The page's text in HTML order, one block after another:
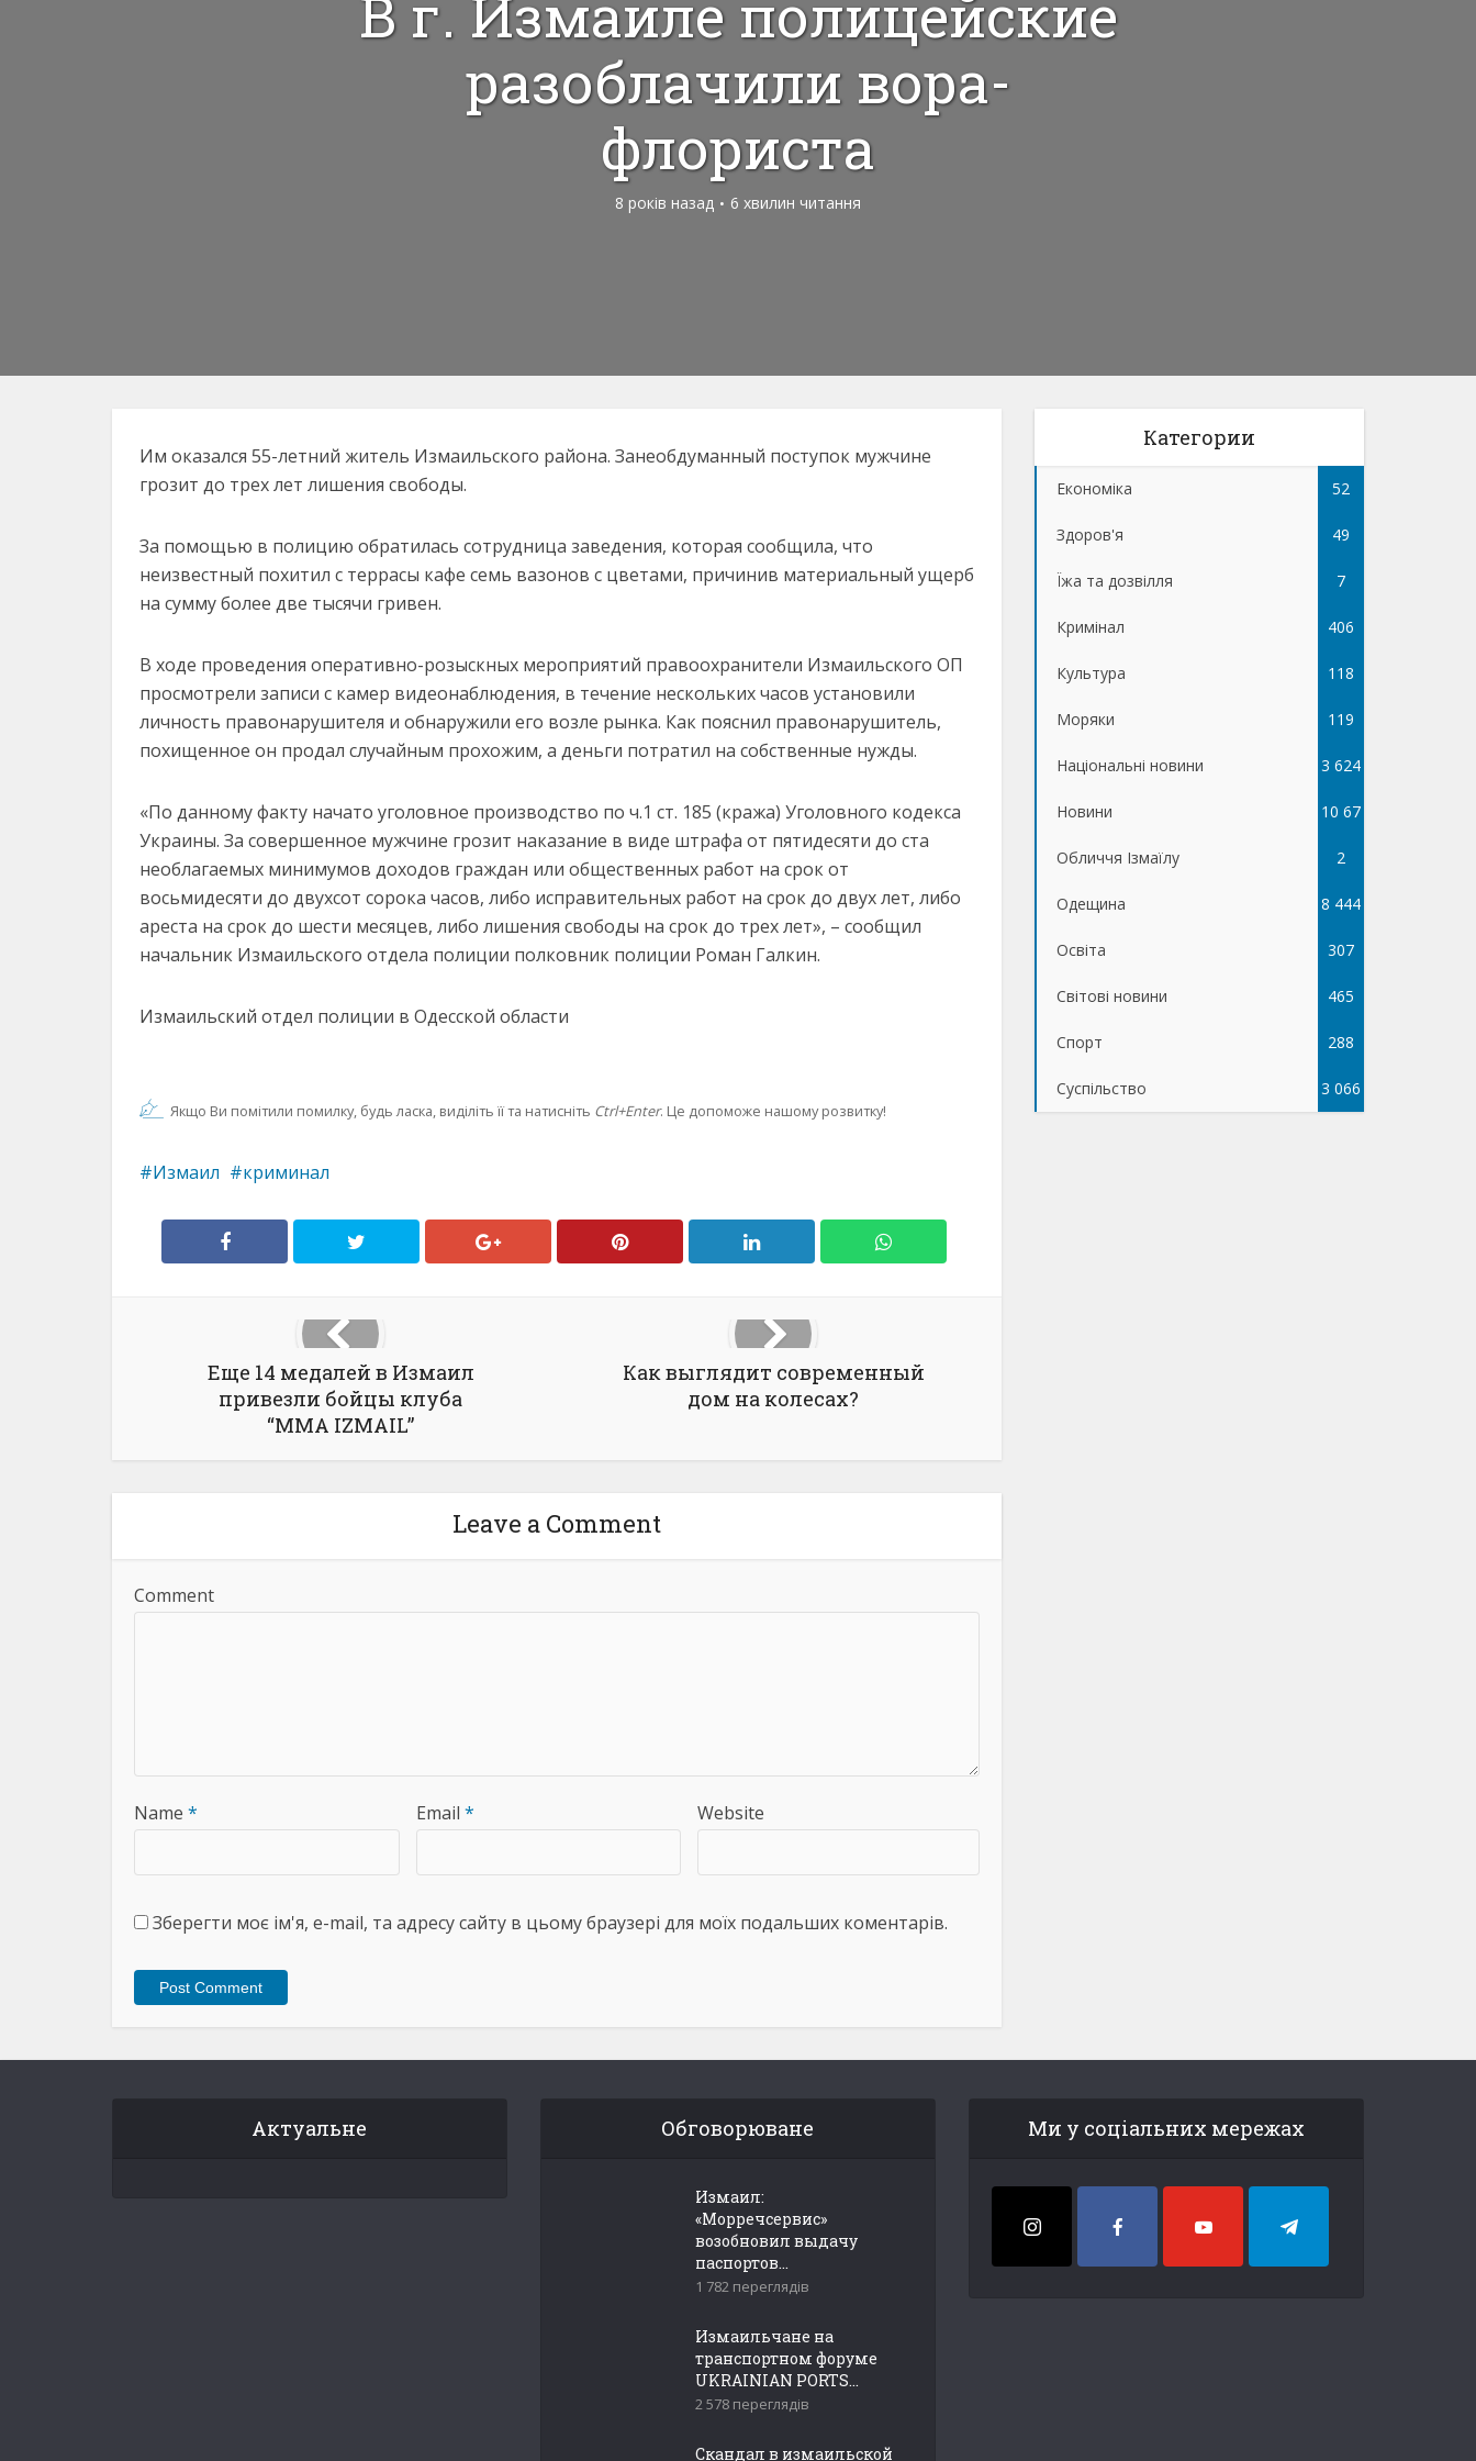
В г. Измаиле полицейские
разоблачили вора-
флориста
8 років назад 6 хвилин читання
Им оказался 55-летний житель Измаильского района. Занеобдуманный поступок мужчине
грозит до трех лет лишения свободы.
За помощью в полицию обратилась сотрудница заведения, которая сообщила, что
неизвестный похитил с террасы кафе семь вазонов с цветами, причинив материальный ущерб
на сумму более две тысячи гривен.
В ходе проведения оперативно-розыскных мероприятий правоохранители Измаильского ОП
просмотрели записи с камер видеонаблюдения, в течение нескольких часов установили
личность правонарушителя и обнаружили его возле рынка. Как пояснил правонарушитель,
похищенное он продал случайным прохожим, а деньги потратил на собственные нужды.
«По данному факту начато уголовное производство по ч.1 ст. 185 (кража) Уголовного кодекса
Украины. За совершенное мужчине грозит наказание в виде штрафа от пятидесяти до ста
необлагаемых минимумов доходов граждан или общественных работ на срок от
восьмидесяти до двухсот сорока часов, либо исправительных работ на срок до двух лет, либо
ареста на срок до шести месяцев, либо лишения свободы на срок до трех лет», – сообщил
начальник Измаильского отдела полиции полковник полиции Роман Галкин.
Измаильский отдел полиции в Одесской области
Якщо Ви помітили помилку, будь ласка, виділіть її та натисніть Ctrl+Enter. Це допоможе нашому розвитку!
Измаил криминал
Еще 14 медалей в Измаил
привезли бойцы клуба
“MMA IZMAIL”
Как выглядит современный
дом на колесах?
Leave a Comment
Comment
Name * Email * Website
Зберегти моє ім'я, e-mail, та адресу сайту в цьому браузері для моїх подальших коментарів.
Категории
Економіка 52
Здоров'я 49
Їжа та дозвілля 7
Кримінал 406
Культура 118
Моряки 119
Національні новини 3 624
Новини 10 67
5
Обличчя Ізмаїлу 2
Одещина 8 444
Освіта 307
Світові новини 465
Спорт 288
Суспільство 3 066
Актуальне Обговорюване
Измаил:
«Морречсервис»
возобновил выдачу
паспортов...
1 782 переглядів
Измаильчане на
транспортном форуме
UKRAINIAN PORTS...
2 578 переглядів
Скандал в измаильской
Ми у соціальних мережах